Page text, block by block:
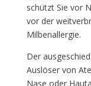
schützt Sie vor
vor der
Milbenallergie.
Der
Auslöser von
Nase oder